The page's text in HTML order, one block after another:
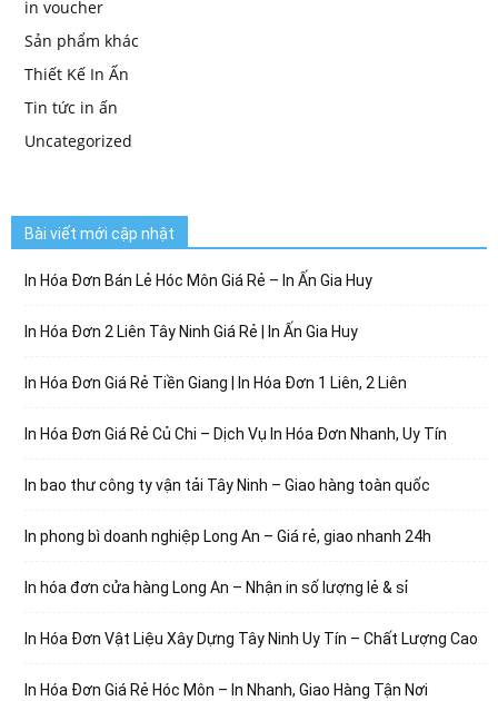
in voucher
Sản phẩm khác
Thiết Kế In Ấn
Tin tức in ấn
Uncategorized
Bài viết mới cập nhật
In Hóa Đơn Bán Lẻ Hóc Môn Giá Rẻ – In Ấn Gia Huy
In Hóa Đơn 2 Liên Tây Ninh Giá Rẻ | In Ấn Gia Huy
In Hóa Đơn Giá Rẻ Tiền Giang | In Hóa Đơn 1 Liên, 2 Liên
In Hóa Đơn Giá Rẻ Củ Chi – Dịch Vụ In Hóa Đơn Nhanh, Uy Tín
In bao thư công ty vận tải Tây Ninh – Giao hàng toàn quốc
In phong bì doanh nghiệp Long An – Giá rẻ, giao nhanh 24h
In hóa đơn cửa hàng Long An – Nhận in số lượng lẻ & sỉ
In Hóa Đơn Vật Liệu Xây Dựng Tây Ninh Uy Tín – Chất Lượng Cao
In Hóa Đơn Giá Rẻ Hóc Môn – In Nhanh, Giao Hàng Tận Nơi